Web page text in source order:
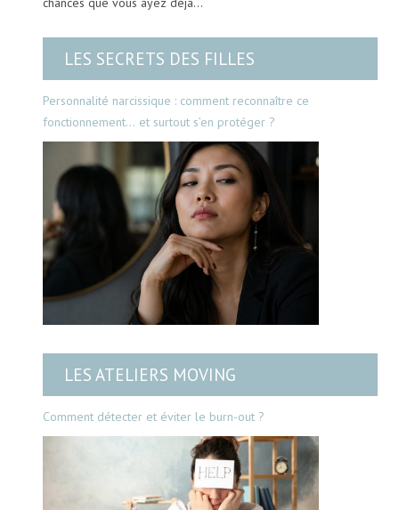
LES SECRETS DES FILLES
Personnalité narcissique : comment reconnaître ce
fonctionnement… et surtout s’en protéger ?
LES ATELIERS MOVING
Comment détecter et éviter le burn-out ?